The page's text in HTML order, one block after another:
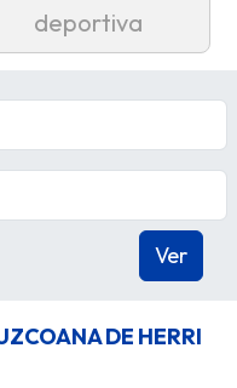
deportiva
DE HERRI